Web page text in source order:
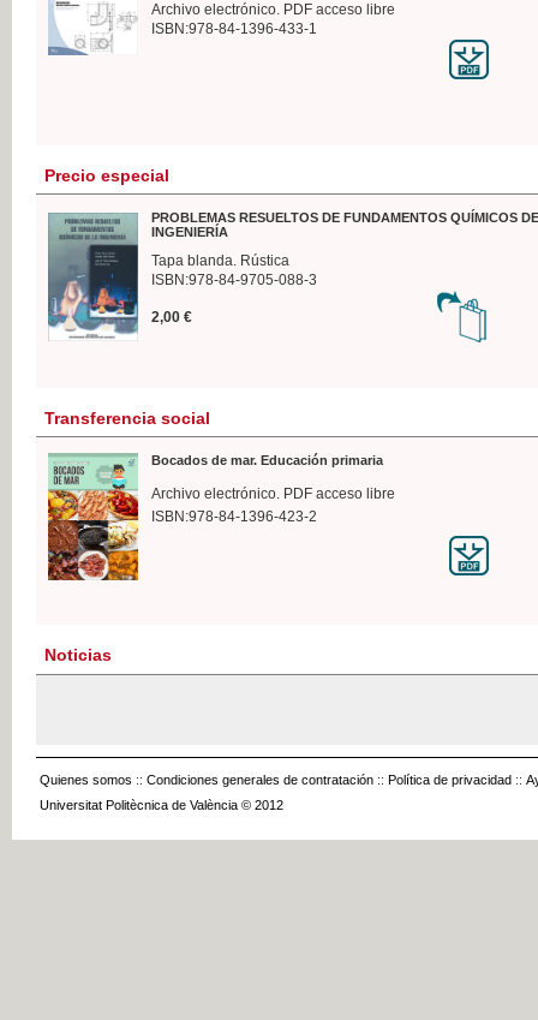
Archivo electrónico. PDF acceso libre
ISBN:978-84-1396-433-1
Precio especial
PROBLEMAS RESUELTOS DE FUNDAMENTOS QUÍMICOS
INGENIERÍA
Tapa blanda. Rústica
ISBN:978-84-9705-088-3
2,00 €
Transferencia social
Bocados de mar. Educación primaria
Archivo electrónico. PDF acceso libre
ISBN:978-84-1396-423-2
Noticias
Quienes somos :: Condiciones generales de contratación :: Política de privacidad ::
Universitat Politècnica de València © 2012